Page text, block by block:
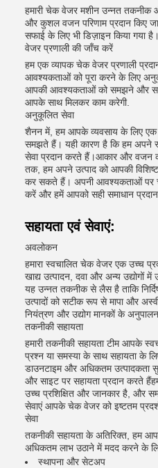
हमारी चेक वेजर मशीन उन्नत
और कुशल वजन परिणाम प्रदान किए
सफाई के लिए भी डिज़ाइन किया गया है।
वेजर प्रणाली की जाँच करें
हम एक व्यापक चेक वेजर प्रणाली
आवश्यकताओं को पूरा करने के लिए
आपकी आवश्यकताओं को समझने और
आपके साथ मिलकर काम करेगी.
अनुकूलित सेवा
शैनन में, हम आपके व्यवसाय के लिए एक
समझते हैं। यही कारण है कि हम अपने
सेवा प्रदान करते हैं।आकार और वजन
तक, हम अपने उत्पाद को आपकी
कर सकते हैं। अपनी आवश्यकताओं पर
करें और हमें आपको सही समाधान
सहायता एवं सेवाएं:
अवलोकन
हमारा स्वचालित चेक वेजर एक उच्च
खाद्य उत्पादन, दवा और अन्य उद्योगों
यह उन्नत तकनीक से लैस है ताकि
उत्पादों को सटीक रूप से मापा और
नियंत्रण और उद्योग मानकों के
तकनीकी सहायता
हमारी तकनीकी सहायता टीम आपके
प्रश्न या समस्या के साथ सहायता के
डाउनटाइम और अधिकतम उत्पादकता
और साइट पर सहायता प्रदान करते
उच्च प्रशिक्षित और जानकार है, और
सेवाएं आपके चेक वेजर को इष्टतम
सेवा
तकनीकी सहायता के अतिरिक्त, हम
अधिकतम लाभ उठाने में मदद करने के
स्थापना और सेटअप